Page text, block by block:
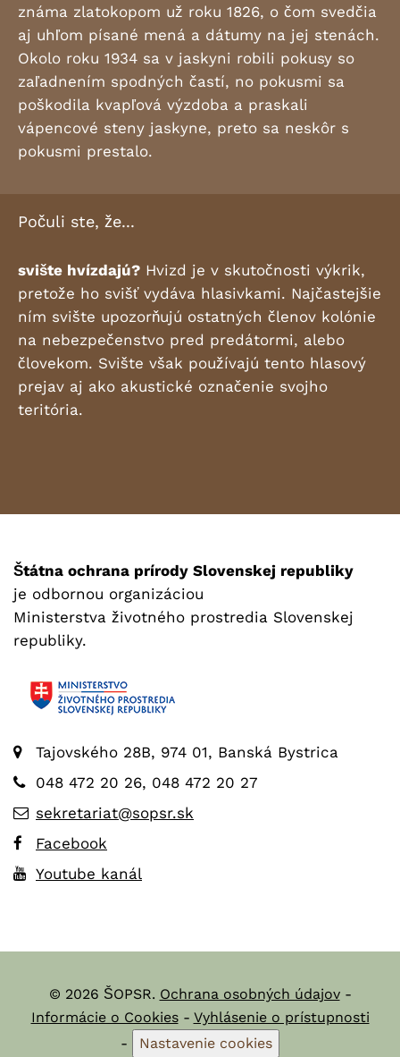
známa zlatokopom už roku 1826, o čom svedčia
aj uhľom písané mená a dátumy na jej stenách.
Okolo roku 1934 sa v jaskyni robili pokusy so
zaľadnením spodných častí, no pokusmi sa
poškodila kvapľová výzdoba a praskali
vápencové steny jaskyne, preto sa neskôr s
pokusmi prestalo.
Počuli ste, že...
svište hvízdajú? Hvizd je v skutočnosti výkrik,
pretože ho svišť vydáva hlasivkami. Najčastejšie
ním svište upozorňujú ostatných členov kolónie
na nebezpečenstvo pred predátormi, alebo
človekom. Svište však používajú tento hlasový
prejav aj ako akustické označenie svojho
teritória.
Štátna ochrana prírody Slovenskej republiky
je odbornou organizáciou
Ministerstva životného prostredia Slovenskej
republiky.
Tajovského 28B, 974 01, Banská Bystrica
048 472 20 26, 048 472 20 27
sekretariat@sopsr.sk
Facebook
Youtube kanál
© 2026 ŠOPSR. Ochrana osobných údajov-
Informácie o Cookies- Vyhlásenie o prístupnosti
-
Nastavenie cookies